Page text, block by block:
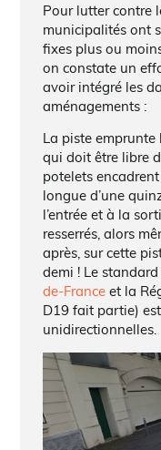
Pour lutter contre
municipalités ont
fixes plus ou
on constate un
avoir intégré les
aménagements :
La piste emprunte
qui doit être libre
potelets
longue d’une
l’entrée et à la
resserrés, alors
après, sur cette
demi ! Le
de-Franceet la
D19 fait partie)
unidirectionnelles.